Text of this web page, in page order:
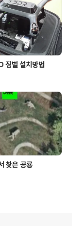
짐벌 설치방법
찾은 공룡